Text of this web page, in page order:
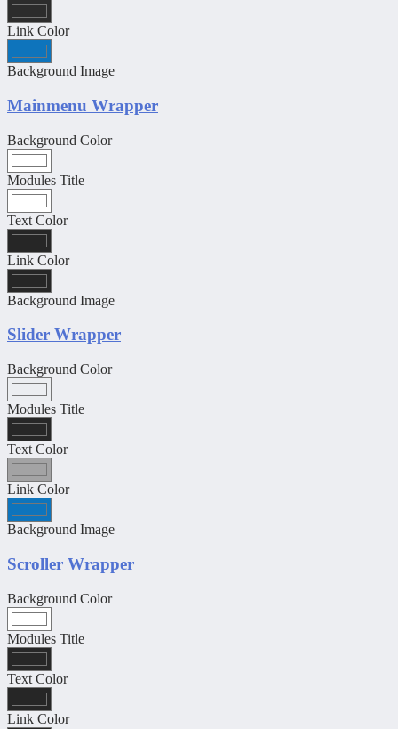
Link Color
Background Image
Mainmenu Wrapper
Background Color
Modules Title
Text Color
Link Color
Background Image
Slider Wrapper
Background Color
Modules Title
Text Color
Link Color
Background Image
Scroller Wrapper
Background Color
Modules Title
Text Color
Link Color